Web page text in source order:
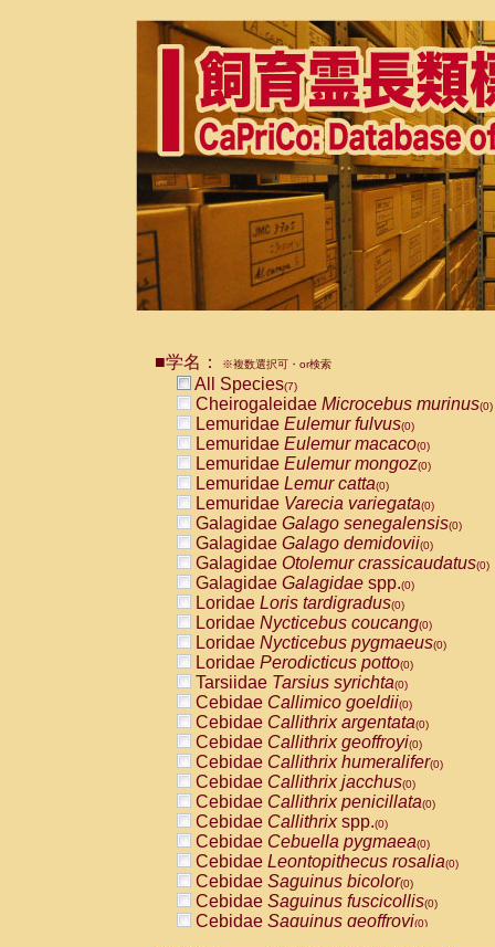
■学名： ※複数選択可・or検索
All Species(7)
Cheirogaleidae Microcebus murinus(0)
Lemuridae Eulemur fulvus(0)
Lemuridae Eulemur macaco(0)
Lemuridae Eulemur mongoz(0)
Lemuridae Lemur catta(0)
Lemuridae Varecia variegata(0)
Galagidae Galago senegalensis(0)
Galagidae Galago demidovii(0)
Galagidae Otolemur crassicaudatus(0)
Galagidae Galagidae spp.(0)
Loridae Loris tardigradus(0)
Loridae Nycticebus coucang(0)
Loridae Nycticebus pygmaeus(0)
Loridae Perodicticus potto(0)
Tarsiidae Tarsius syrichta(0)
Cebidae Callimico goeldii(0)
Cebidae Callithrix argentata(0)
Cebidae Callithrix geoffroyi(0)
Cebidae Callithrix humeralifer(0)
Cebidae Callithrix jacchus(0)
Cebidae Callithrix penicillata(0)
Cebidae Callithrixspp.(0)
Cebidae Cebuella pygmaea(0)
Cebidae Leontopithecus rosalia(0)
Cebidae Saguinus bicolor(0)
Cebidae Saguinus fuscicollis(0)
Cebidae Saguinus geoffroyi(0)